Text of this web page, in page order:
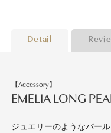
Detail
【Accessory】
EMELIA LONG
ジュエリーのようなパー